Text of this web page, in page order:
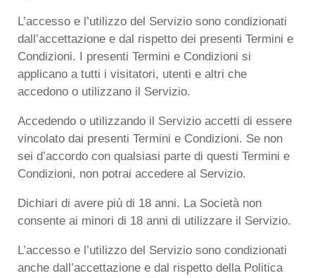
L’accesso e l’utilizzo del Servizio sono condizionati
dall’accettazione e dal rispetto dei presenti Termini e
Condizioni. I presenti Termini e Condizioni si
applicano a tutti i visitatori, utenti e altri che
accedono o utilizzano il Servizio.
Accedendo o utilizzando il Servizio accetti di essere
vincolato dai presenti Termini e Condizioni. Se non
sei d’accordo con qualsiasi parte di questi Termini e
Condizioni, non potrai accedere al Servizio.
Dichiari di avere più di 18 anni. La Società non
consente ai minori di 18 anni di utilizzare il Servizio.
L’accesso e l’utilizzo del Servizio sono condizionati
anche dall’accettazione e dal rispetto della Politica